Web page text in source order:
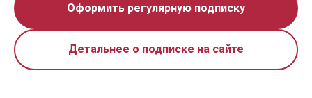
Оформить регулярную подписку
Детальнее о подписке на сайте